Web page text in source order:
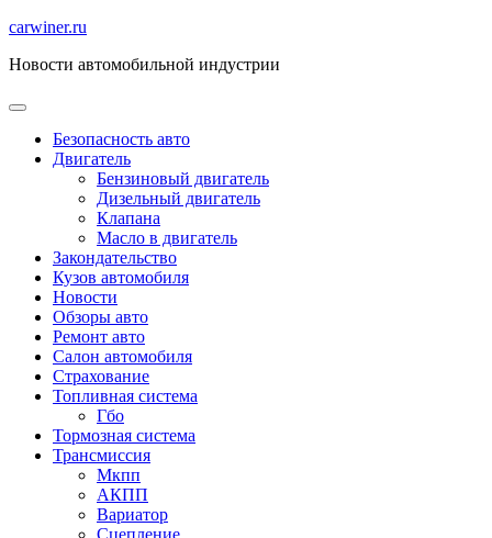
Перейти
содержимому
carwiner.ru
Новости автомобильной индустрии
Безопасность авто
Двигатель
Бензиновый двигатель
Дизельный двигатель
Клапана
Масло в двигатель
Закондательство
Кузов автомобиля
Новости
Обзоры авто
Ремонт авто
Салон автомобиля
Страхование
Топливная система
Гбо
Тормозная система
Трансмиссия
Мкпп
АКПП
Вариатор
Сцепление